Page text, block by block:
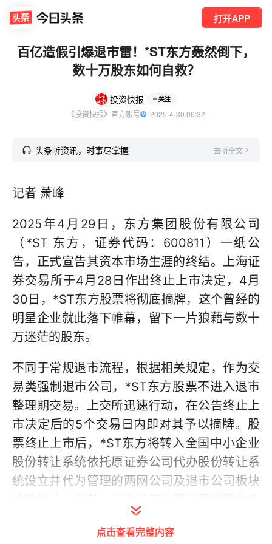
打开APP
百亿造假引爆退市雷！*ST东方轰然倒下，
数十万股东如何自救？
投资快报 关注
《投资快报》官方账号
  2025-4-30 00:32
头条听资讯，时事尽掌握 去听全文
记者 萧峰
2025年4月29日，东方集团股份有限公司
（*ST 东方，证券代码：600811）一纸公
告，正式宣告其资本市场生涯的终结。上海证
券交易所于4月28日作出终止上市决定，4月
30日，*ST东方股票将彻底摘牌，这个曾经的
明星企业就此落下帷幕，留下一片狼藉与数十
万迷茫的股东。
不同于常规退市流程，根据相关规定，作为交
易类强制退市公司，*ST东方股票不进入退市
整理期交易。上交所迅速行动，在公告终止上
市决定后的5个交易日内即对其予以摘牌。股
票终止上市后，*ST东方将转入全国中小企业
股份转让系统依托原证券公司代办股份转让系
统设立并代为管理的两网公司及退市公司板块
办券商，后续将负责股份登记、确权等一系列
工作，股东可到主办券商或其他具有全国中小
点击查看完整内容